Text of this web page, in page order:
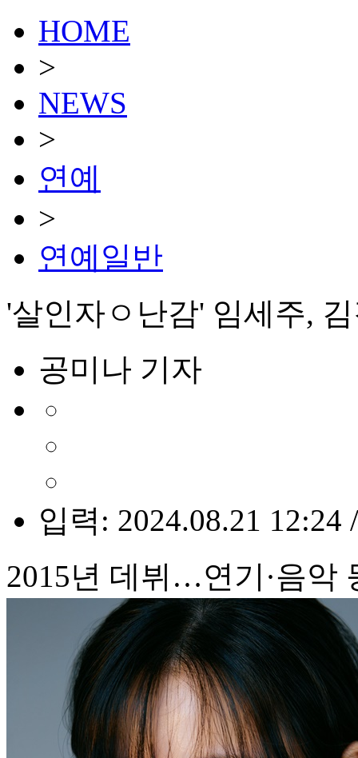
HOME
>
NEWS
>
연예
>
연예일반
'살인자ㅇ난감' 임세주,
공미나 기자
입력: 2024.08.21 12:24
2015년 데뷔…연기·음악